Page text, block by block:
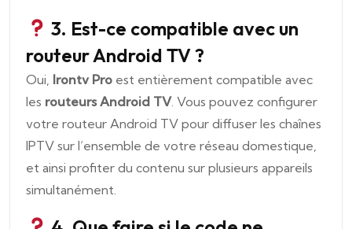
3. Est-ce compatible avec un
routeur Android TV ?
Oui, Irontv Pro est entièrement compatible avec
les routeurs Android TV. Vous pouvez configurer
votre routeur Android TV pour diffuser les chaînes
IPTV sur l’ensemble de votre réseau domestique,
et ainsi profiter du contenu sur plusieurs appareils
simultanément.